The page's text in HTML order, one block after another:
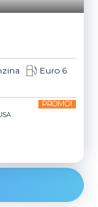
Euro 6
PROMO!